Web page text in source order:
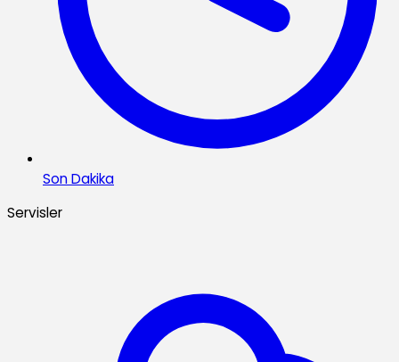
Son Dakika
Servisler